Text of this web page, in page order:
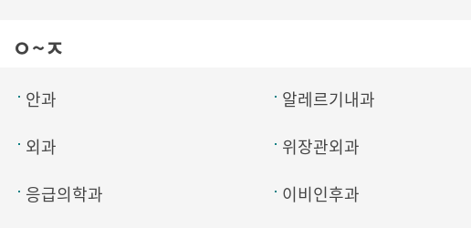
ㅇ~ㅈ
안과 알레르기내과
외과
위장관외과
응급의학과
이비인후과